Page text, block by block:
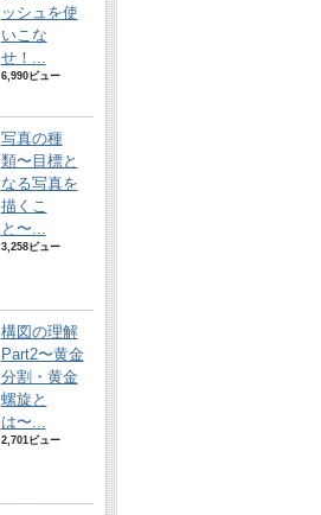
ッシュを使
いこな
せ！...
6,990ビュー
写真の種
類〜目標と
なる写真を
描くこ
と〜...
3,258ビュー
構図の理解
Part2〜黄金
分割・黄金
螺旋と
は〜...
2,701ビュー